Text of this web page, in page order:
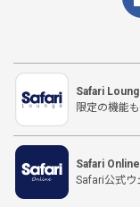
Safari
限定の機能
Safari Online
Safari公式ウ